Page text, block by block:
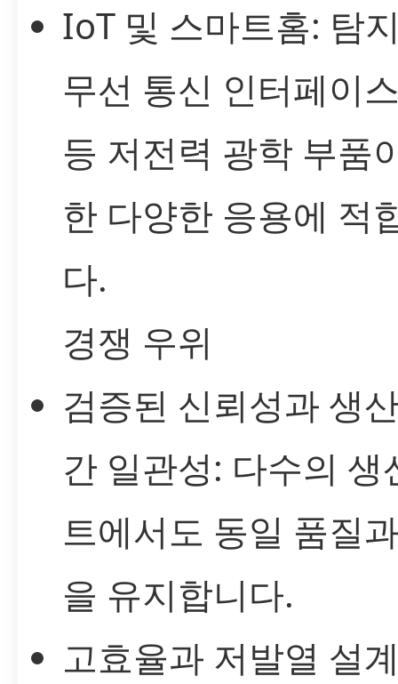
IoT 및 스마트홈: 탐
무선 통신 인터페이
등 저전력 광학 부품
한 다양한 응용에 적
다.
경쟁 우위
검증된 신뢰성과 생
간 일관성: 다수의 생
트에서도 동일 품질
을 유지합니다.
고효율과 저발열 설